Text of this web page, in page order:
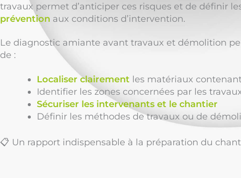
travaux permet d’anticiper ces risques et de définir
prévention aux conditions d’intervention.
Le diagnostic amiante avant travaux et démolition
de :
Localiser clairement les matériaux
Identifier les zones concernées par les
Sécuriser les intervenants et le chantier
Définir les méthodes de travaux ou de
📋 Un rapport indispensable à la préparation du